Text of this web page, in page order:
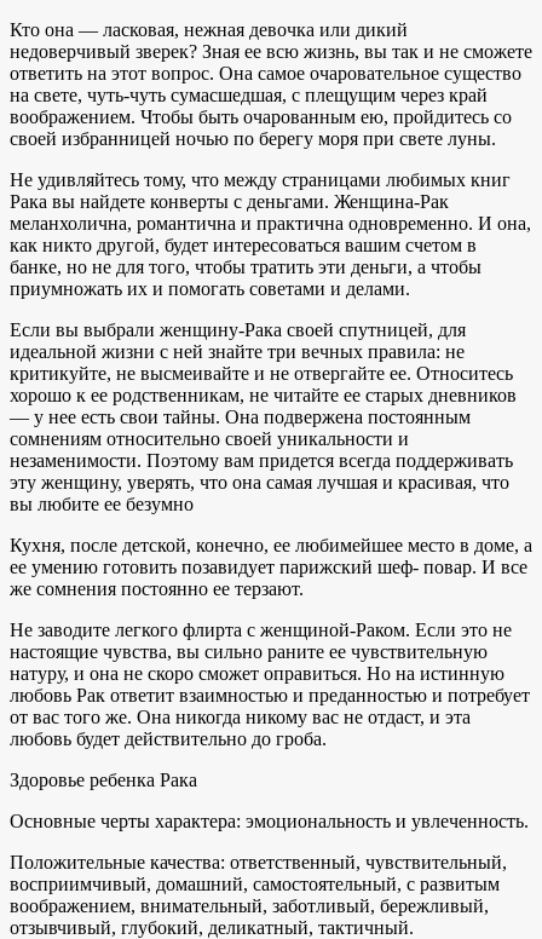
Кто она — ласковая, нежная девочка или дикий
недоверчивый зверек? Зная ее всю жизнь, вы так и не сможете
ответить на этот вопрос. Она самое очаровательное существо
на свете, чуть-чуть сумасшедшая, с плещущим через край
воображением. Чтобы быть очарованным ею, пройдитесь со
своей избранницей ночью по берегу моря при свете луны.
Не удивляйтесь тому, что между страницами любимых книг
Рака вы найдете конверты с деньгами. Женщина-Рак
меланхолична, романтична и практична одновременно. И она,
как никто другой, будет интересоваться вашим счетом в
банке, но не для того, чтобы тратить эти деньги, а чтобы
приумножать их и помогать советами и делами.
Если вы выбрали женщину-Рака своей спутницей, для
идеальной жизни с ней знайте три вечных правила: не
критикуйте, не высмеивайте и не отвергайте ее. Относитесь
хорошо к ее родственникам, не читайте ее старых дневников
— у нее есть свои тайны. Она подвержена постоянным
сомнениям относительно своей уникальности и
незаменимости. Поэтому вам придется всегда поддерживать
эту женщину, уверять, что она самая лучшая и красивая, что
вы любите ее безумно
Кухня, после детской, конечно, ее любимейшее место в доме, а
ее умению готовить позавидует парижский шеф- повар. И все
же сомнения постоянно ее терзают.
Не заводите легкого флирта с женщиной-Раком. Если это не
настоящие чувства, вы сильно раните ее чувствительную
натуру, и она не скоро сможет оправиться. Но на истинную
любовь Рак ответит взаимностью и преданностью и потребует
от вас того же. Она никогда никому вас не отдаст, и эта
любовь будет действительно до гроба.
Здоровье ребенка Рака
Основные черты характера: эмоциональность и увлеченность.
Положительные качества: ответственный, чувствительный,
восприимчивый, домашний, самостоятельный, с развитым
воображением, внимательный, заботливый, бережливый,
отзывчивый, глубокий, деликатный, тактичный.